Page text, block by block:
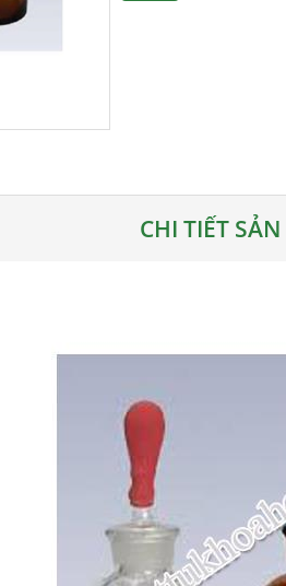
CHI TIẾT